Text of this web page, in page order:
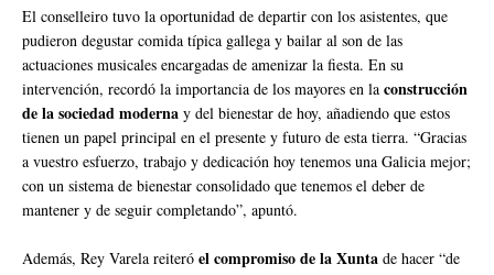
El conselleiro tuvo la oportunidad de departir con los asistentes, que
pudieron degustar comida típica gallega y bailar al son de las
actuaciones musicales encargadas de amenizar la fiesta. En su
intervención, recordó la importancia de los mayores en la construcción
de la sociedad moderna y del bienestar de hoy, añadiendo que estos
tienen un papel principal en el presente y futuro de esta tierra. “Gracias
a vuestro esfuerzo, trabajo y dedicación hoy tenemos una Galicia mejor;
con un sistema de bienestar consolidado que tenemos el deber de
mantener y de seguir completando”, apuntó.
Además, Rey Varela reiteró el compromiso de la Xunta de hacer “de